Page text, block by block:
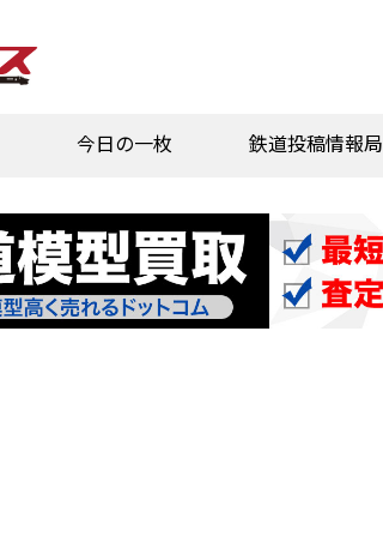
今日の一枚 鉄道投稿情報局